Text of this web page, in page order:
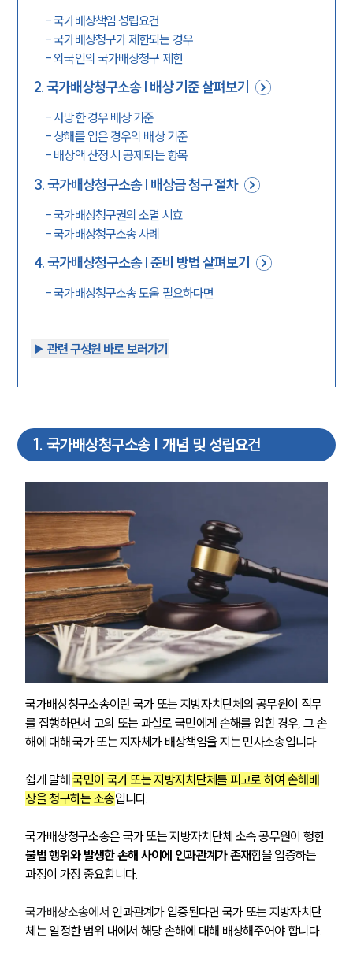
-국가배상책임 성립요건
-국가배상청구가 제한되는 경우
-외국인의 국가배상청구 제한
2.국가배상청구소송 | 배상 기준 살펴보기
-사망한 경우 배상 기준
- 상해를 입은 경우의 배상 기준
- 배상액 산정 시 공제되는 항목
3.국가배상청구소송 | 배상금 청구 절차
-국가배상청구권의 소멸 시효
-국가배상청구소송 사례
4.국가배상청구소송 | 준비 방법 살펴보기
-국가배상청구소송 도움 필요하다면
▶︎ 관련 구성원 바로 보러가기
1. 국가배상청구소송 | 개념 및 성립요건
국가배상청구소송이란 국가 또는 지방자치단체의 공무원이 직무
를 집행하면서 고의 또는 과실로 국민에게 손해를 입힌 경우, 그 손
해에 대해 국가 또는 지자체가 배상책임을 지는 민사소송입니다.
쉽게 말해 국민이 국가 또는 지방자치단체를 피고로 하여 손해배
상을 청구하는 소송입니다.
국가배상청구소송은 국가 또는 지방자치단체 소속 공무원이 행한
불법 행위와 발생한 손해 사이에 인과관계가 존재함을 입증하는
과정이 가장 중요합니다.
국가배상소송에서 인과관계가 입증된다면 국가 또는 지방자치단
체는 일정한 범위 내에서 해당 손해에 대해 배상해주어야 합니다.